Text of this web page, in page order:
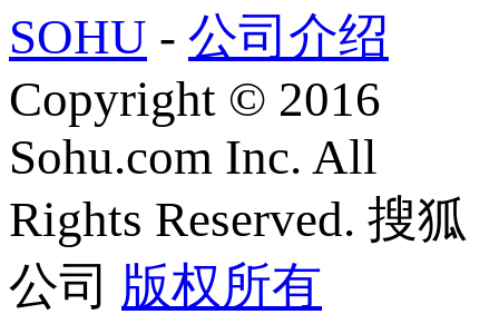
SOHU - 公司介绍
Copyright © 2016
Sohu.com Inc. All
Rights Reserved. 搜狐
公司 版权所有